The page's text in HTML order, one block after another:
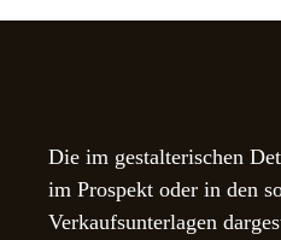
Die im gestalterischen
im Prospekt oder in den
Verkaufsunterlagen